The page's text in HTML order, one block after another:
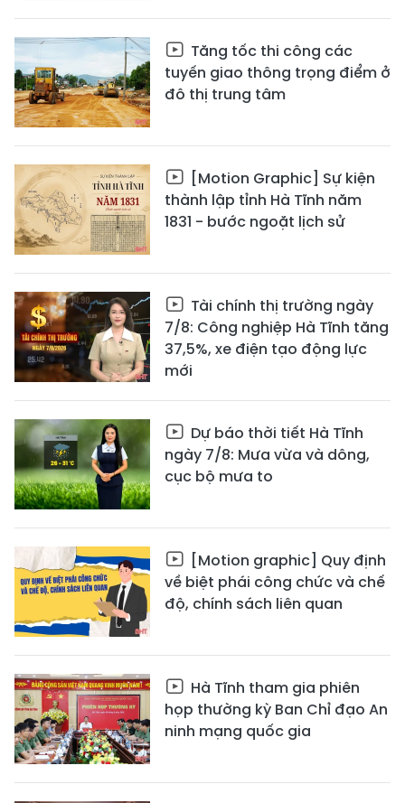
Tăng tốc thi công các
tuyến giao thông trọng điểm ở
đô thị trung tâm
[Motion Graphic] Sự kiện
thành lập tỉnh Hà Tĩnh năm
1831 - bước ngoặt lịch sử
Tài chính thị trường ngày
7/8: Công nghiệp Hà Tĩnh tăng
37,5%, xe điện tạo động lực
mới
Dự báo thời tiết Hà Tĩnh
ngày 7/8: Mưa vừa và dông,
cục bộ mưa to
[Motion graphic] Quy định
về biệt phái công chức và chế
độ, chính sách liên quan
Hà Tĩnh tham gia phiên
họp thường kỳ Ban Chỉ đạo An
ninh mạng quốc gia